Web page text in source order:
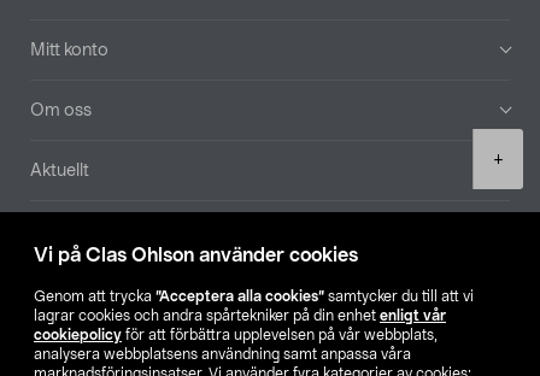
Vi på Clas Ohlson använder cookies
Genom att trycka ”Acceptera alla cookies” samtycker du till att vi
lagrar cookies och andra spårtekniker på din enhet enligt vår
cookiepolicy för att förbättra upplevelsen på vår webbplats,
analysera webbplatsens användning samt anpassa våra
+
Mitt konto
Om oss
Aktuellt
Hitta butik
SE NO FI